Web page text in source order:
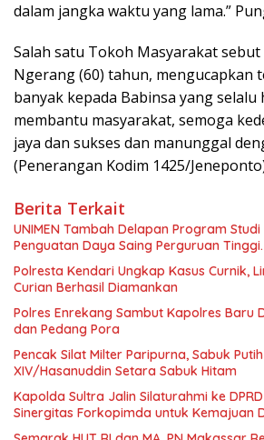
dalam jangka waktu yang lama.”
Salah satu Tokoh Masyarakat sebut
Ngerang (60) tahun, mengucapkan
banyak kepada Babinsa yang selalu
membantu masyarakat, semoga
jaya dan sukses dan manunggal
(Penerangan Kodim 1425/
Berita Terkait
UNIMEN Tambah Delapan Program Studi
Penguatan Daya Saing Perguruan Tinggi.
Polresta Kendari Ungkap Kasus Curnik,
Curian Berhasil Diamankan
Polres Enrekang Sambut Kapolres Baru
dan Pedang Pora
Pencak Silat Milter Paripurna, Sabuk
XIV/Hasanuddin Setara Sabuk Hitam
Kapolda Sultra Jalin Silaturahmi ke
Sinergitas Forkopimda untuk Kemajuan